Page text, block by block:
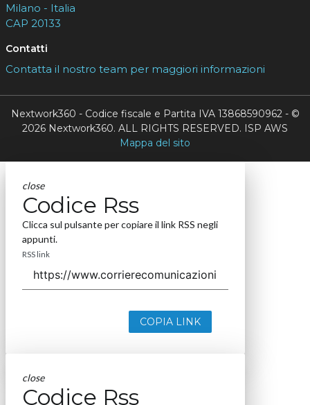
Milano - Italia
CAP 20133
Contatti
Contatta il nostro team per maggiori informazioni
Nextwork360 - Codice fiscale e Partita IVA 13868590962 - ©
2026 Nextwork360. ALL RIGHTS RESERVED. ISP AWS
Mappa del sito
close
Codice Rss
Clicca sul pulsante per copiare il link RSS negli
appunti.
RSS link
COPIA LINK
close
Codice Rss